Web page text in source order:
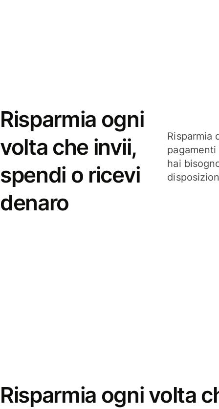
Risparmia ogni
volta che invii,
spendi o ricevi
denaro
Risparmia
hai
Risparmia ogni volta